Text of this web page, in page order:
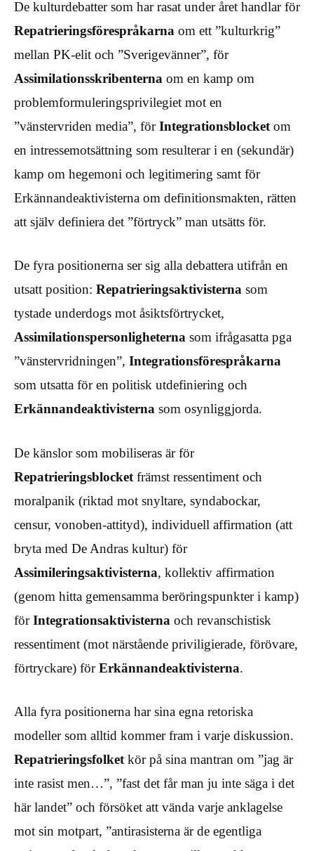
De kulturdebatter som har rasat under året handlar för
Repatrieringsförespråkarna om ett ”kulturkrig”
mellan PK-elit och ”Sverigevänner”, för
Assimilationsskribenterna om en kamp om
problemformuleringsprivilegiet mot en
”vänstervriden media”, förIntegrationsblocket om
en intressemotsättning som resulterar i en (sekundär)
kamp om hegemoni och legitimering samt för
Erkännandeaktivisterna om definitionsmakten, rätten
att själv definiera det ”förtryck” man utsätts för.
De fyra positionerna ser sig alla debattera utifrån en
utsatt position: Repatrieringsaktivisterna som
tystade underdogs mot åsiktsförtrycket,
Assimilationspersonligheterna som ifrågasatta pga
”vänstervridningen”, Integrationsförespråkarna
som utsatta för en politisk utdefiniering och
Erkännandeaktivisterna som osynliggjorda.
De känslor som mobiliseras är för
Repatrieringsblocket främst ressentiment och
moralpanik (riktad mot snyltare, syndabockar,
censur, vonoben-attityd), individuell affirmation (att
bryta med De Andras kultur) för
Assimileringsaktivisterna, kollektiv affirmation
(genom hitta gemensamma beröringspunkter i kamp)
förIntegrationsaktivisterna och revanschistisk
ressentiment (mot närstående priviligierade, förövare,
förtryckare) förErkännandeaktivisterna.
Alla fyra positionerna har sina egna retoriska
modeller som alltid kommer fram i varje diskussion.
Repatrieringsfolketkör på sina mantran om ”jag är
inte rasist men…”, ”fast det får man ju inte säga i det
här landet” och försöket att vända varje anklagelse
mot sin motpart, ”antirasisterna är de egentliga